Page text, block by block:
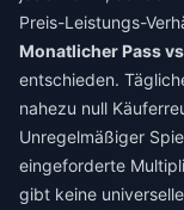
Preis-Leistungs-
Monatlicher Pass
entschieden.
nahezu null
Unregelmäßiger
eingeforderte
gibt keine